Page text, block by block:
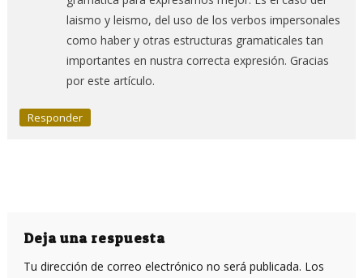
laismo y leismo, del uso de los verbos impersonales
como haber y otras estructuras gramaticales tan
importantes en nustra correcta expresión. Gracias
por este artículo.
Responder
Deja una respuesta
Tu dirección de correo electrónico no será publicada. Los